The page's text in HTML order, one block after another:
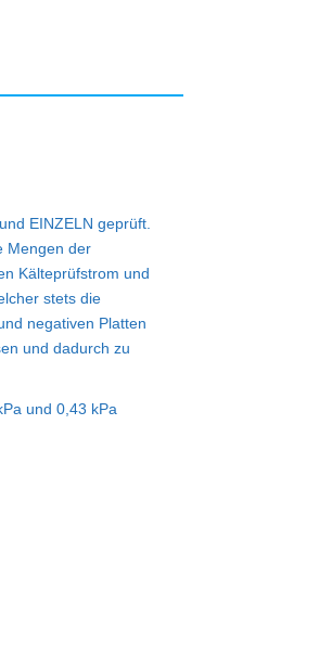
EINZELN geprüft.
Mengen der
Kälteprüfstrom und
stets die
negativen Platten
und dadurch zu
und 0,43 kPa